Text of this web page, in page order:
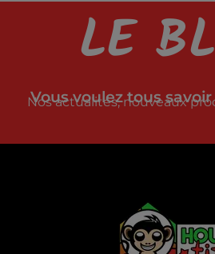
LE
Vous voulez tous savoir
Nos actualités, nouveaux